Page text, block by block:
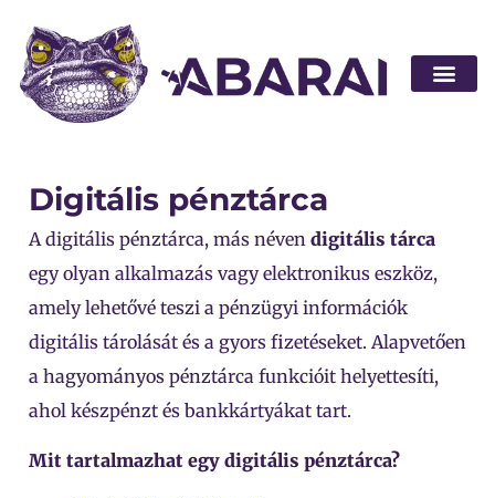
Digitális pénztárca
A digitális pénztárca, más néven digitális tárca
egy olyan alkalmazás vagy elektronikus eszköz,
amely lehetővé teszi a pénzügyi információk
digitális tárolását és a gyors fizetéseket. Alapvetően
a hagyományos pénztárca funkcióit helyettesíti,
ahol készpénzt és bankkártyákat tart.
Mit tartalmazhat egy digitális pénztárca?